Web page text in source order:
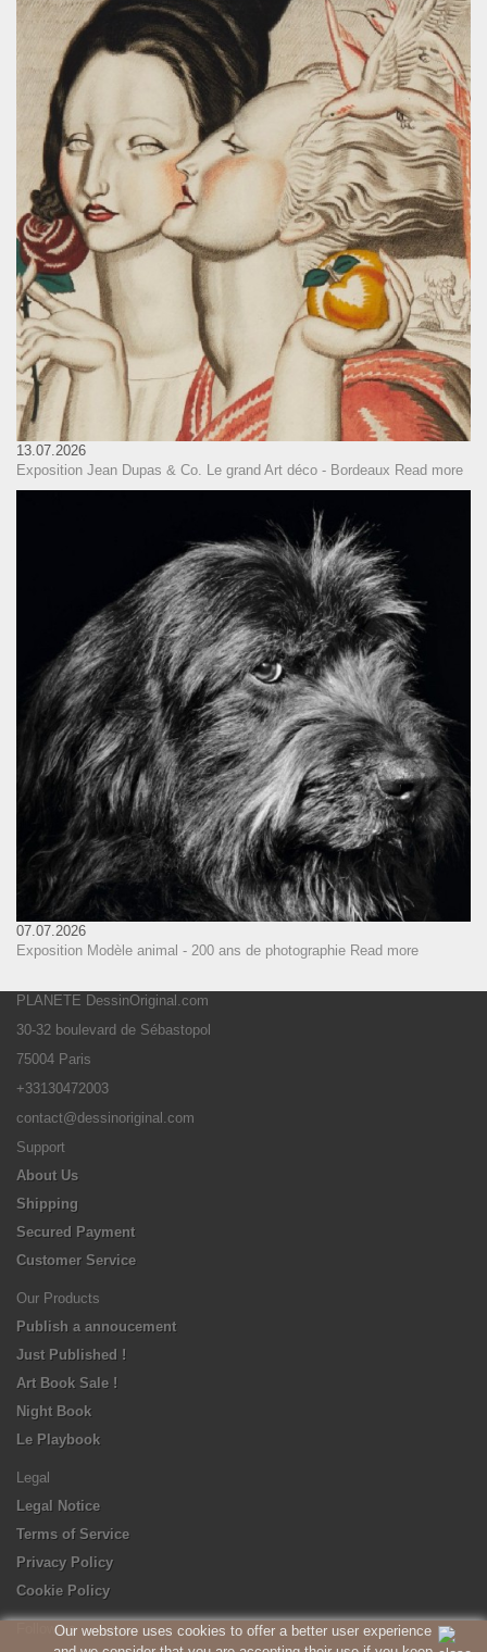
Our webstore uses cookies to offer a better user experience
13.07.2026
Exposition Jean Dupas & Co. Le grand Art déco - Bordeaux Read more
07.07.2026
Exposition Modèle animal - 200 ans de photographie Read more
PLANETE DessinOriginal.com
30-32 boulevard de Sébastopol
75004 Paris
+33130472003
contact@dessinoriginal.com
Support
About Us
Shipping
Secured Payment
Customer Service
Our Products
Publish a annoucement
Just Published !
Art Book Sale !
Night Book
Le Playbook
Legal
Legal Notice
Terms of Service
Privacy Policy
Cookie Policy
Follow us